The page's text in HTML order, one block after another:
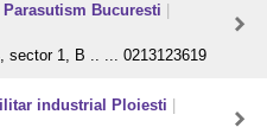
Bucuresti
sector 1, B .. ... 0213123619
industrial Ploiesti